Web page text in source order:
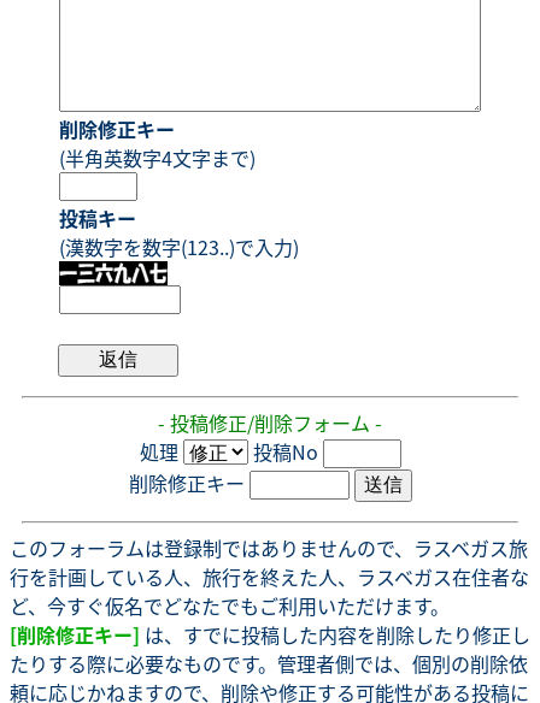
削除修正キー
(半角英数字4文字まで)
投稿キー
(漢数字を数字(123..)で入力)
- 投稿修正/削除フォーム -
処理
投稿No
削除修正キー
このフォーラムは登録制ではありませんので、ラスベガス旅
行を計画している人、旅行を終えた人、ラスベガス在住者な
ど、今すぐ仮名でどなたでもご利用いただけます。
[削除修正キー] は、すでに投稿した内容を削除したり修正し
たりする際に必要なものです。管理者側では、個別の削除依
頼に応じかねますので、削除や修正する可能性がある投稿に